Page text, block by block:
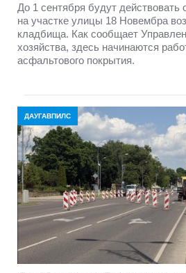
До 1 сентября будут действовать
на участке улицы 18 Новембра
кладбища. Как сообщает
хозяйства, здесь начинаются
асфальтового покрытия.
ДАУГАВПИЛС